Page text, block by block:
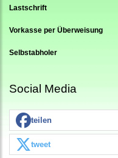
Lastschrift
Vorkasse per Überweisung
Selbstabholer
Social Media
teilen
tweet